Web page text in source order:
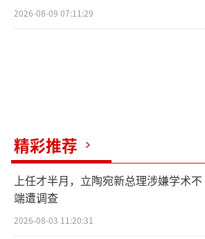
2026-08-09 07:11:29
精彩推荐
上任才半月，立陶宛新总理涉嫌学术不
端遭调查
2026-08-03 11:20:31